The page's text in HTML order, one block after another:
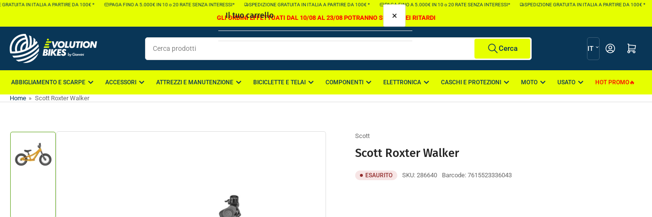
Vai
ai
contenuti
IN ITALIA A PARTIRE DA 100€ * PAGA FINO A 5.000€ IN 10 o 20 RATE SENZA INTERESSI* SPEDIZIONE GRATUITA IN ITALIA A PARTIRE DA 100€ * PAGA FINO A 5.000€ IN 10 o 20 RATE SENZA INTERESSI* SPEDIZIONE GRATUITA IN ITALIA A PARTIRE DA 100€ *
GLI ORDINI EFFETTUATI DAL 10/08 AL 23/08 POTRANNO SUBIRE DEI RITARDI
Cerca
prodotti
Cerca
L
i
n
u
IT Apri il mini
ABBIGLIAMENTO E SCARPE ACCESSORI ATTREZZI E MANUTENZIONE BICICLETTE E TELAI COMPONENTI ELETTRONICA CASCHI E PROTEZIONI MOTO USATO HOT PROMO
Home » Scott Roxter Walker
Vai
direttamente
alle
Scott
Scott Roxter Walker
ESAURITO SKU: 286640 Barcode: 7615523336043
Il tuo carrello ×
Il tuo carrello è vuoto